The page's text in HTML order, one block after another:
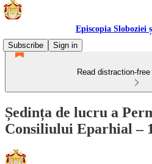
Episcopia Sloboziei
Subscribe
Sign in
Read distraction-
Ședința de lucru a
Consiliului Eparhial –